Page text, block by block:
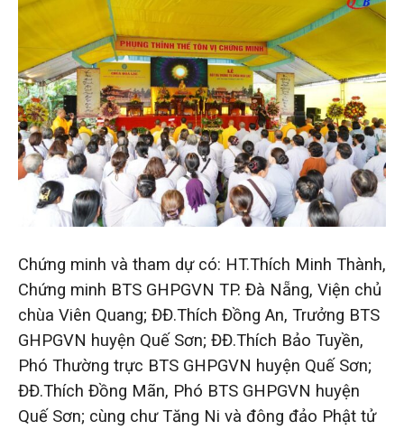
Chứng minh và tham dự có: HT.Thích Minh Thành,
Chứng minh BTS GHPGVN TP. Đà Nẵng, Viện chủ
chùa Viên Quang; ĐĐ.Thích Đồng An, Trưởng BTS
GHPGVN huyện Quế Sơn; ĐĐ.Thích Bảo Tuyền,
Phó Thường trực BTS GHPGVN huyện Quế Sơn;
ĐĐ.Thích Đồng Mãn, Phó BTS GHPGVN huyện
Quế Sơn; cùng chư Tăng Ni và đông đảo Phật tử